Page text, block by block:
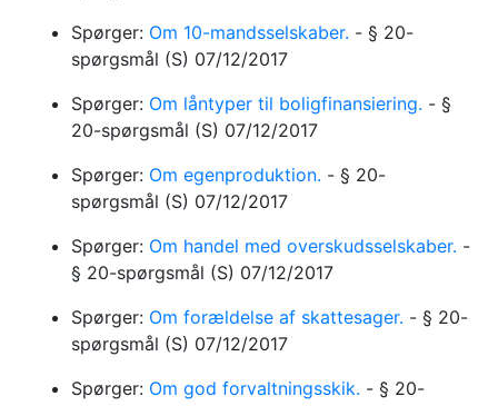
Spørger: Om 10-mandsselskaber. - § 20-
spørgsmål (S) 07/12/2017
Spørger: Om låntyper til boligfinansiering. - §
20-spørgsmål (S) 07/12/2017
Spørger: Om egenproduktion. - § 20-
spørgsmål (S) 07/12/2017
Spørger: Om handel med overskudsselskaber. -
§ 20-spørgsmål (S) 07/12/2017
Spørger: Om forældelse af skattesager. - § 20-
spørgsmål (S) 07/12/2017
Spørger: Om god forvaltningsskik. - § 20-